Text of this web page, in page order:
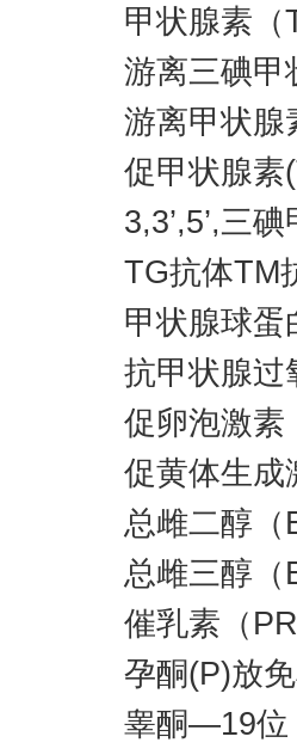
甲状腺素（
游离三碘甲
游离甲状腺
促甲状腺素
3,3’,5’,三
TG抗体TM
甲状腺球蛋
抗甲状腺过
促卵泡激素
促黄体生成
总雌二醇（
总雌三醇（
催乳素（
孕酮(P)放
睾酮—19位